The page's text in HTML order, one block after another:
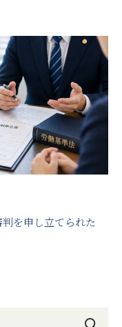
を申し立てられた